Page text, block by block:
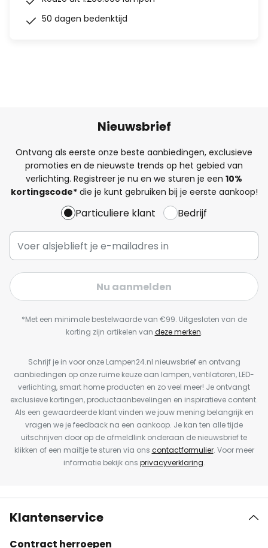
50 dagen bedenktijd
Nieuwsbrief
Ontvang als eerste onze beste aanbiedingen, exclusieve
promoties en de nieuwste trends op het gebied van
verlichting. Registreer je nu en we sturen je een 10%
kortingscode*die je kunt gebruiken bij je eerste aankoop!
Particuliere klant Bedrijf
Nu aanmelden
*Met een minimale bestelwaarde van €99. Uitgesloten van de
korting zijn artikelen van deze merken.
Schrijf je in voor onze Lampen24.nl nieuwsbrief en ontvang
aanbiedingen op onze ruime keuze aan lampen, ventilatoren, LED-
verlichting, smart home producten en zo veel meer! Je ontvangt
exclusieve kortingen, productaanbevelingen en inspiratieve content.
Als een gewaardeerde klant vinden we jouw mening belangrijk en
vragen we je feedback na een aankoop. Je kan ten alle tijde
uitschrijven door op de afmeldlink onderaan de nieuwsbrief te
klikken of een mailtje te sturen via ons contactformulier. Voor meer
informatie bekijk ons privacyverklaring.
Klantenservice
Contract herroepen